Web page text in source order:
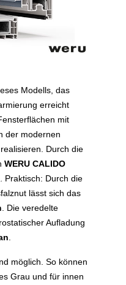
Modells, das
erreicht
mit
der modernen
Durch die
WERU CALIDO
Praktisch: Durch die
lässt sich das
. Die veredelte
Aufladung
möglich. So können
Grau und für innen